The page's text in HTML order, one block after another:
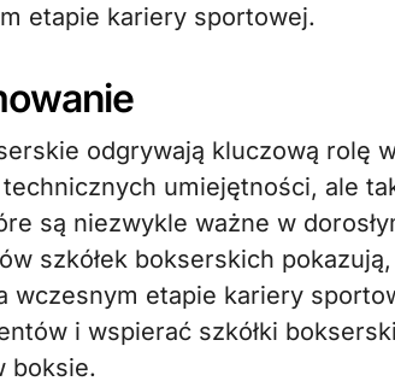
etapie kariery sportowej.
odgrywają kluczową rolę
umiejętności, ale
są niezwykle ważne w
szkółek bokserskich
wczesnym etapie kariery
i wspierać szkółki
boksie.